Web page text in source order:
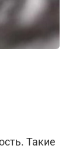
Такие